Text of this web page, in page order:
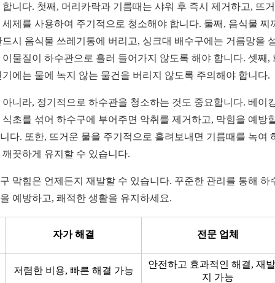
합니다. 첫째, 머리카락과 기름때는 샤워 후 즉시 제거하고, 뜨
세제를 사용하여 주기적으로 청소해야 합니다. 둘째, 음식물 찌
드시 음식물 쓰레기통에 버리고, 싱크대 배수구에는 거름망을
이물질이 하수관으로 흘러 들어가지 않도록 해야 합니다. 셋째,
기에는 물에 녹지 않는 물건을 버리지 않도록 주의해야 합니다.
아니라, 정기적으로 하수관을 청소하는 것도 중요합니다. 베이
식초를 섞어 하수구에 부어주면 악취를 제거하고, 막힘을 예방
다. 또한, 뜨거운 물을 주기적으로 흘려보내면 기름때를 녹여
깨끗하게 유지할 수 있습니다.
막힘은 언제든지 재발할 수 있습니다. 꾸준한 관리를 통해 하
예방하고, 쾌적한 생활을 유지하세요.
자가 해결 전문 업체
저렴한 비용, 빠른 해결 가능
안전하고 효과적인 해결, 재
지 가능